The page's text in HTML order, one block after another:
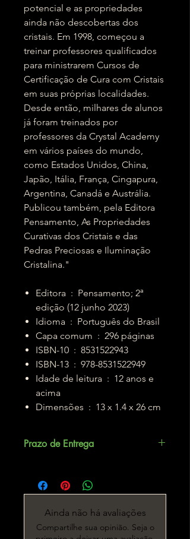
potencial e as propriedades
ainda não descobertas dos
cristais. Em 1998, começou a
treinar professores qualificados
para ministrarem Cursos de
Certificação de Cura com Cristais
em suas próprias localidades.
Desde então, milhares de alunos
já foram treinados por
professores da Crystal Academy
em vários países do mundo,
como Estados Unidos, China,
Japão, Itália, França, Cingapura,
Argentina, Canadá e Austrália.
Publicou também, pela Editora
Pensamento, As Propriedades
Curativas dos Cristais e das
Pedras Preciosas e Iluminação
Cristalina."
Editora ‏ : ‎ Pensamento; 2ª
edição (12 junho 2023)
Idioma ‏ : ‎ Português do Brasil
Capa comum ‏ : ‎ 296 páginas
ISBN-10 ‏ : ‎ 8531522943
ISBN-13 ‏ : ‎ 978-8531522949
Idade de leitura ‏ : ‎ 12 anos e
acima
Dimensões ‏ : ‎ 13 x 1.4 x 26 cm
Prazo de Entrega
Ainda não há avaliações
Compartilhe sua opinião. Seja o